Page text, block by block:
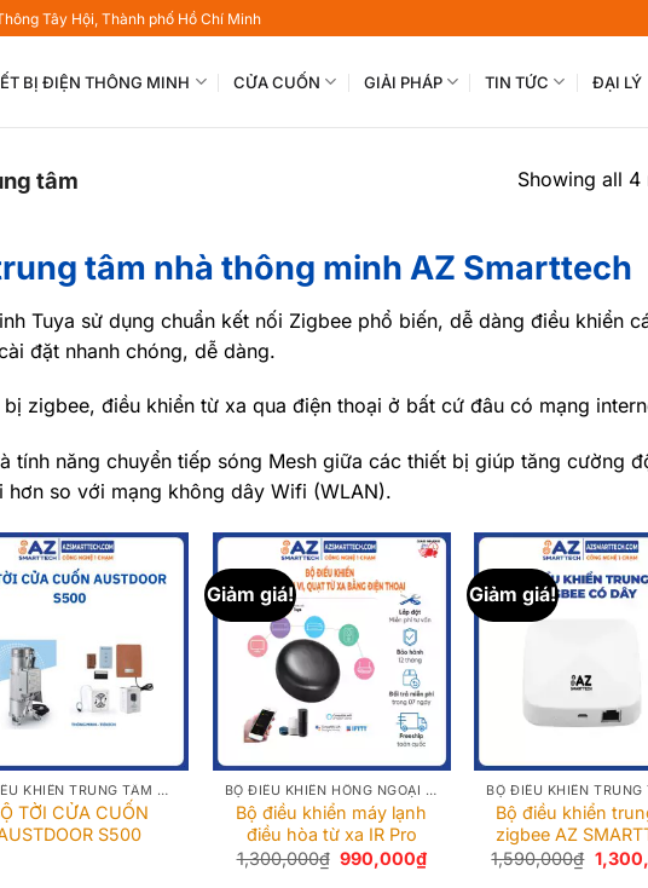
Tây Hội, Thành phố Hồ Chí Minh
BỊ ĐIỆN THÔNG MINH CỬA CUỐN GIẢI PHÁP TIN TỨC ĐẠI LÝ
tâm Showing all 4
tâm nhà thông minh AZ Smarttech
Tuya sử dụng chuẩn kết nối Zigbee phổ biến, dễ dàng điều khiển
đặt nhanh chóng, dễ dàng.
zigbee, điều khiển từ xa qua điện thoại ở bất cứ đâu có mạng
tính năng chuyển tiếp sóng Mesh giữa các thiết bị giúp tăng cường
so với mạng không dây Wifi (WLAN).
BỘ ĐIỀU KHIỂN TRUNG TÂM ZIGBEE
TỜI CỬA CUỐN
S500
Giảm giá!
BỘ ĐIỀU KHIỂN HỒNG NGOẠI THÔNG MINH
Bộ điều khiển máy lạnh
điều hòa từ xa IR Pro
1,300,000₫ Giá
990,000₫Giá
hiện
Giảm giá!
Bộ điều khiển
zigbee AZ
1,590,000₫ Giá
gốc